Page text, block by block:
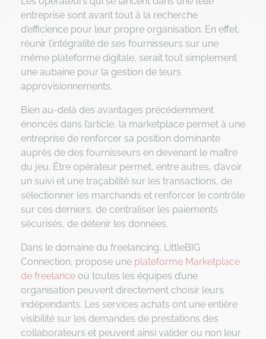
entreprise sont avant tout à la recherche
d’efficience pour leur propre organisation. En effet,
réunir l’intégralité de ses fournisseurs sur une
même plateforme digitale, serait tout simplement
une aubaine pour la gestion de leurs
approvisionnements.
Bien au-delà des avantages précédemment
énoncés dans l’article, la marketplace permet à une
entreprise de renforcer sa position dominante
auprès de des fournisseurs en devenant le maître
du jeu. Être opérateur permet, entre autres, d’avoir
un suivi et une traçabilité sur les transactions, de
sélectionner les marchands et renforcer le contrôle
sur ces derniers, de centraliser les paiements
sécurisés, de détenir les données.
Dans le domaine du freelancing, LittleBIG
Connection, propose une plateforme Marketplace
de freelance où toutes les équipes d’une
organisation peuvent directement choisir leurs
indépendants. Les services achats ont une entière
visibilité sur les demandes de prestations des
collaborateurs et peuvent ainsi valider ou non leur